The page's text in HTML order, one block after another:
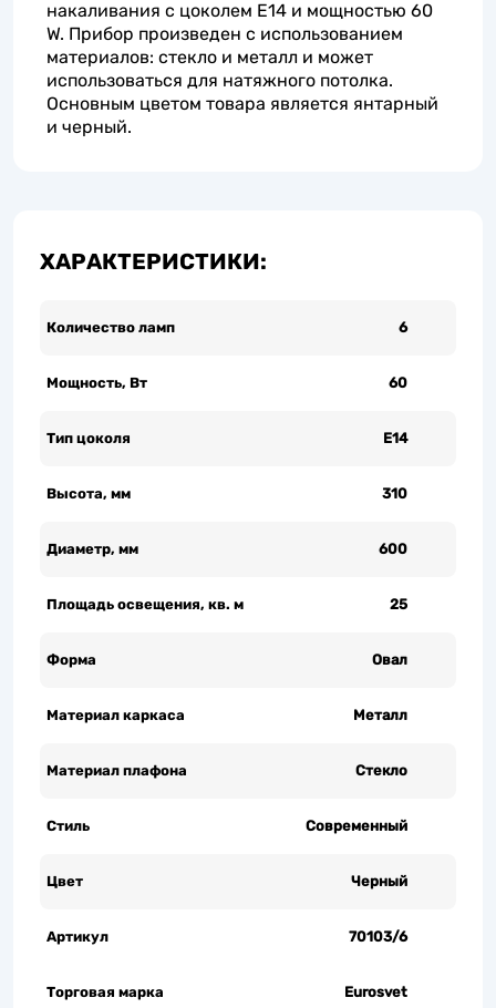
накаливания с цоколем E14 и мощностью 60
W. Прибор произведен с использованием
материалов: стекло и металл и может
использоваться для натяжного потолка.
Основным цветом товара является янтарный
и черный.
ХАРАКТЕРИСТИКИ:
Количество ламп 6
Мощность, Вт 60
Тип цоколя Е14
Высота, мм 310
Диаметр, мм 600
Площадь освещения, кв. м 25
Форма Овал
Материал каркаса Металл
Материал плафона Стекло
Стиль Современный
Цвет Черный
Артикул 70103/6
Торговая марка Eurosvet